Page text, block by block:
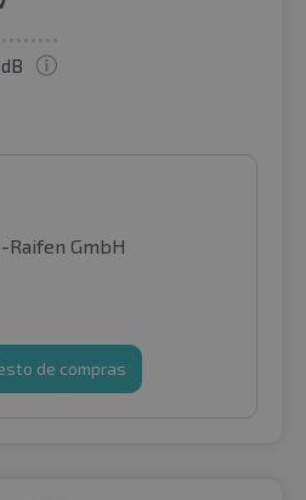
Raifen GmbH
de compras